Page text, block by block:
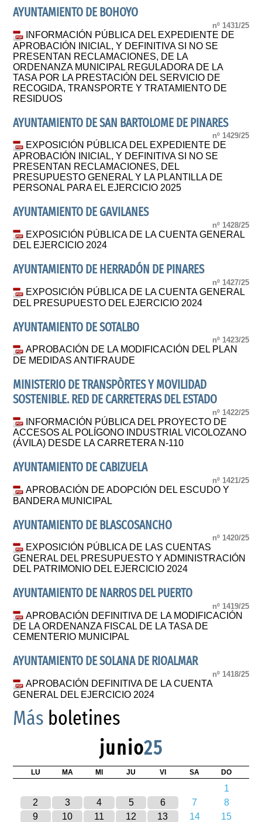
AYUNTAMIENTO DE BOHOYO
nº 1431/25
INFORMACIÓN PÚBLICA DEL EXPEDIENTE DE
APROBACIÓN INICIAL, Y DEFINITIVA SI NO SE
PRESENTAN RECLAMACIONES, DE LA
ORDENANZA MUNICIPAL REGULADORA DE LA
TASA POR LA PRESTACIÓN DEL SERVICIO DE
RECOGIDA, TRANSPORTE Y TRATAMIENTO DE
RESIDUOS
AYUNTAMIENTO DE SAN BARTOLOME DE PINARES
nº 1429/25
EXPOSICIÓN PÚBLICA DEL EXPEDIENTE DE
APROBACIÓN INICIAL, Y DEFINITIVA SI NO SE
PRESENTAN RECLAMACIONES, DEL
PRESUPUESTO GENERAL Y LA PLANTILLA DE
PERSONAL PARA EL EJERCICIO 2025
AYUNTAMIENTO DE GAVILANES
nº 1428/25
EXPOSICIÓN PÚBLICA DE LA CUENTA GENERAL
DEL EJERCICIO 2024
AYUNTAMIENTO DE HERRADÓN DE PINARES
nº 1427/25
EXPOSICIÓN PÚBLICA DE LA CUENTA GENERAL
DEL PRESUPUESTO DEL EJERCICIO 2024
AYUNTAMIENTO DE SOTALBO
nº 1423/25
APROBACIÓN DE LA MODIFICACIÓN DEL PLAN
DE MEDIDAS ANTIFRAUDE
MINISTERIO DE TRANSPÒRTES Y MOVILIDAD
SOSTENIBLE. RED DE CARRETERAS DEL ESTADO
nº 1422/25
INFORMACIÓN PÚBLICA DEL PROYECTO DE
ACCESOS AL POLÍGONO INDUSTRIAL VICOLOZANO
(ÁVILA) DESDE LA CARRETERA N-110
AYUNTAMIENTO DE CABIZUELA
nº 1421/25
APROBACIÓN DE ADOPCIÓN DEL ESCUDO Y
BANDERA MUNICIPAL
AYUNTAMIENTO DE BLASCOSANCHO
nº 1420/25
EXPOSICIÓN PÚBLICA DE LAS CUENTAS
GENERAL DEL PRESUPUESTO Y ADMINISTRACIÓN
DEL PATRIMONIO DEL EJERCICIO 2024
AYUNTAMIENTO DE NARROS DEL PUERTO
nº 1419/25
APROBACIÓN DEFINITIVA DE LA MODIFICACIÓN
DE LA ORDENANZA FISCAL DE LA TASA DE
CEMENTERIO MUNICIPAL
AYUNTAMIENTO DE SOLANA DE RIOALMAR
nº 1418/25
APROBACIÓN DEFINITIVA DE LA CUENTA
GENERAL DEL EJERCICIO 2024
Más boletines
junio25
LU MA MI JU VI SA DO
1
2
3 4 5 6 7
8
9
10 11 12 13 14
15